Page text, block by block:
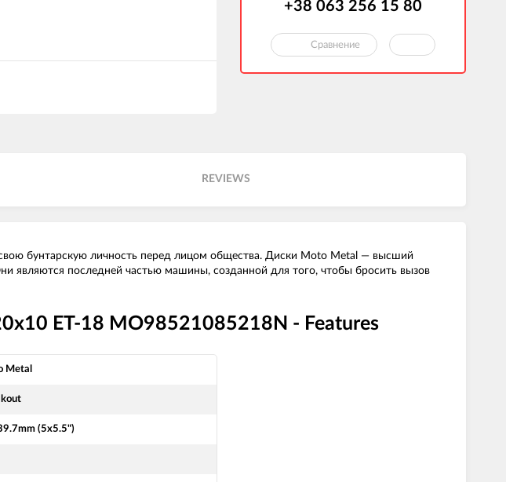
+38 063 256 15 80
Сравнение
REVIEWS
бунтарскую личность перед лицом общества. Диски Moto Metal — высший
являются последней частью машины, созданной для того, чтобы бросить вызов
ET-18 MO98521085218N - Features
Metal
(5x5.5")